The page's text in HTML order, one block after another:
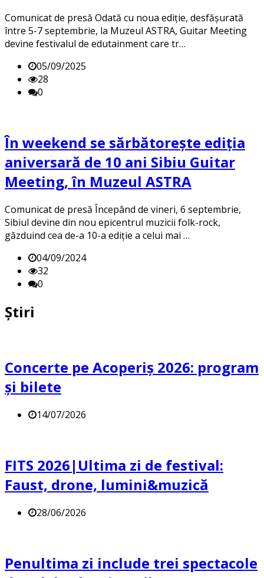
Comunicat de presă Odată cu noua ediție, desfășurată
între 5-7 septembrie, la Muzeul ASTRA, Guitar Meeting
devine festivalul de edutainment care tr…
05/09/2025
28
0
În weekend se sărbătorește ediția
aniversară de 10 ani Sibiu Guitar
Meeting, în Muzeul ASTRA
Comunicat de presă Începând de vineri, 6 septembrie,
Sibiul devine din nou epicentrul muzicii folk-rock,
găzduind cea de-a 10-a ediție a celui mai …
04/09/2024
32
0
Știri
Concerte pe Acoperiș 2026: program
și bilete
14/07/2026
FITS 2026|Ultima zi de festival:
Faust, drone, lumini&muzică
28/06/2026
Penultima zi include trei spectacole